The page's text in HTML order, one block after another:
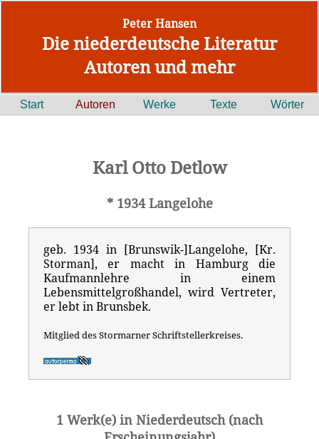
Peter Hansen
Die niederdeutsche Literatur
Autoren und mehr
Start Autoren Werke Texte Wörter
Karl Otto Detlow
* 1934 Langelohe
geb. 1934 in [Brunswik-]Langelohe, [Kr.
Storman], er macht in Hamburg die
Kaufmannlehre in einem
Lebensmittelgroßhandel, wird Vertreter,
er lebt in Brunsbek.
Mitglied des Stormarner Schriftstellerkreises.
1 Werk(e) in Niederdeutsch (nach